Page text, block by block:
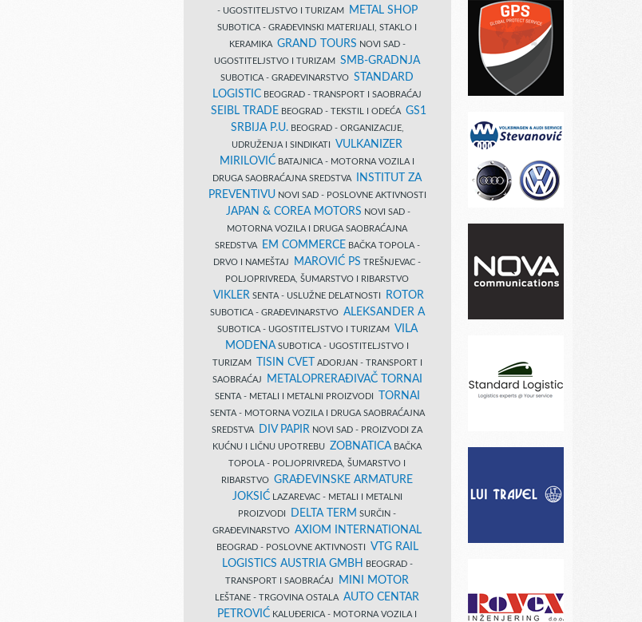
- UGOSTITELJSTVO I TURIZAM
METAL SHOP
SUBOTICA - GRAĐEVINSKI MATERIJALI, STAKLO I
KERAMIKA GRAND TOURS NOVI SAD -
UGOSTITELJSTVO I TURIZAM SMB-GRADNJA
SUBOTICA - GRAĐEVINARSTVO STANDARD
LOGISTIC BEOGRAD - TRANSPORT I SAOBRAĆAJ
SEIBL TRADE BEOGRAD - TEKSTIL I ODEĆA GS1
SRBIJA P.U.BEOGRAD - ORGANIZACIJE,
UDRUŽENJA I SINDIKATI VULKANIZER
MIRILOVIĆ BATAJNICA - MOTORNA VOZILA I
DRUGA SAOBRAĆAJNA SREDSTVA
INSTITUT ZA
PREVENTIVUNOVI SAD - POSLOVNE AKTIVNOSTI
JAPAN & COREA MOTORS NOVI SAD -
MOTORNA VOZILA I DRUGA SAOBRAĆAJNA
SREDSTVA
EM COMMERCE BAČKA TOPOLA -
DRVO I NAMEŠTAJ
MAROVIĆ PS TREŠNJEVAC -
POLJOPRIVREDA, ŠUMARSTVO I RIBARSTVO
VIKLER SENTA - USLUŽNE DELATNOSTI ROTOR
SUBOTICA - GRAĐEVINARSTVO ALEKSANDER A
SUBOTICA - UGOSTITELJSTVO I TURIZAM VILA
MODENA SUBOTICA - UGOSTITELJSTVO I
TURIZAM
TISIN CVET
ADORJAN - TRANSPORT I
SAOBRAĆAJ
METALOPRERAĐIVAČ TORNAI
SENTA - METALI I METALNI PROIZVODI TORNAI
SENTA - MOTORNA VOZILA I DRUGA SAOBRAĆAJNA
SREDSTVA
DIV PAPIR NOVI SAD - PROIZVODI ZA
KUĆNU I LIČNU UPOTREBU ZOBNATICA BAČKA
TOPOLA - POLJOPRIVREDA, ŠUMARSTVO I
RIBARSTVO GRAĐEVINSKE ARMATURE
JOKSIĆLAZAREVAC - METALI I METALNI
PROIZVODI
DELTA TERM SURČIN -
GRAĐEVINARSTVO AXIOM INTERNATIONAL
BEOGRAD - POSLOVNE AKTIVNOSTI VTG RAIL
LOGISTICS AUSTRIA GMBH
BEOGRAD -
TRANSPORT I SAOBRAĆAJ
MINI MOTOR
LEŠTANE - TRGOVINA OSTALA AUTO CENTAR
PETROVIĆ KALUĐERICA - MOTORNA VOZILA I